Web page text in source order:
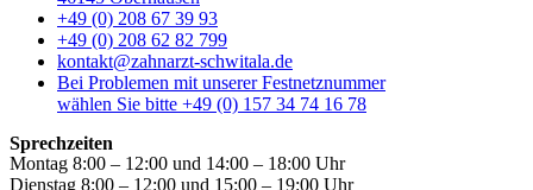
+49 (0) 208 67 39 93
+49 (0) 208 62 82 799
kontakt@zahnarzt-schwitala.de
Bei Problemen mit unserer Festnetznummer
wählen Sie bitte +49 (0) 157 34 74 16 78
Sprechzeiten
Montag 8:00 – 12:00 und 14:00 – 18:00 Uhr
Dienstag 8:00 – 12:00 und 15:00 – 19:00 Uhr